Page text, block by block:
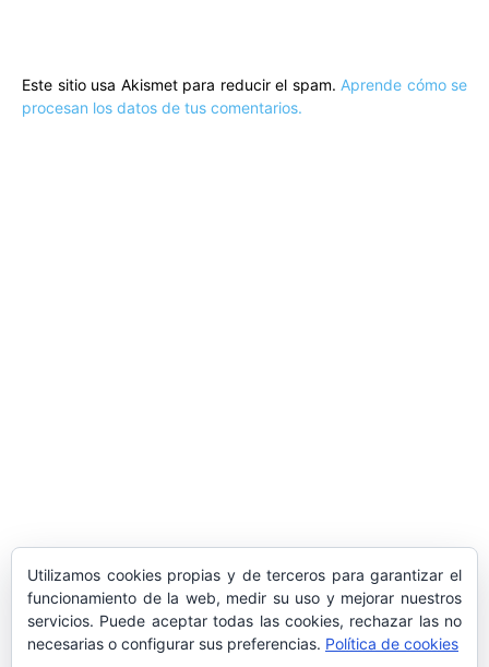
Este sitio usa Akismet para reducir el spam. Aprende cómo se
procesan los datos de tus comentarios.
LA DELEGACIÓN DE TARRAGONA
ASISTE INVITADA A LA “CENA DE GALA
DE LAS CUATRO MARINAS”
Utilizamos cookies propias y de terceros para garantizar el
funcionamiento de la web, medir su uso y mejorar nuestros
servicios. Puede aceptar todas las cookies, rechazar las no
necesarias o configurar sus preferencias. Política de cookies